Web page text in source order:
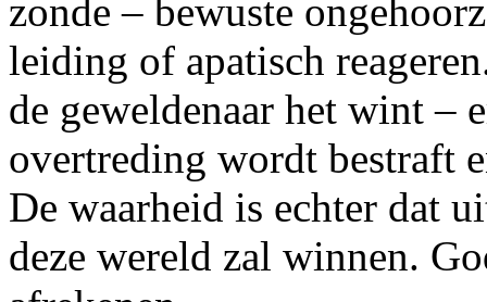
zonde – bewuste
leiding of apatisch
de geweldenaar het wint –
overtreding wordt bestraft
De waarheid is echter dat
deze wereld zal winnen.